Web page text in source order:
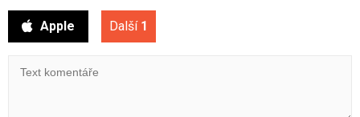
Apple Další 1